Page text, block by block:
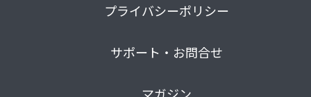
プライバシーポリシー
サポート・お問合せ